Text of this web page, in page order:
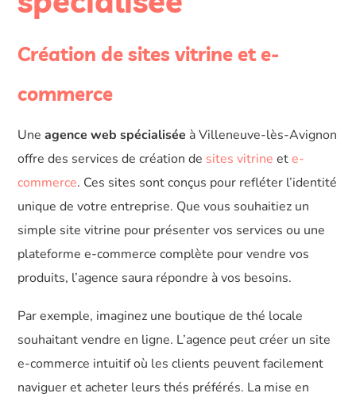
Création de sites vitrine et e-
commerce
Uneagence web spécialisée à Villeneuve-lès-Avignon
offre des services de création de sites vitrine ete-
commerce. Ces sites sont conçus pour refléter l’identité
unique de votre entreprise. Que vous souhaitiez un
simple site vitrine pour présenter vos services ou une
plateforme e-commerce complète pour vendre vos
produits, l’agence saura répondre à vos besoins.
Par exemple, imaginez une boutique de thé locale
souhaitant vendre en ligne. L’agence peut créer un site
e-commerce intuitif où les clients peuvent facilement
naviguer et acheter leurs thés préférés. La mise en